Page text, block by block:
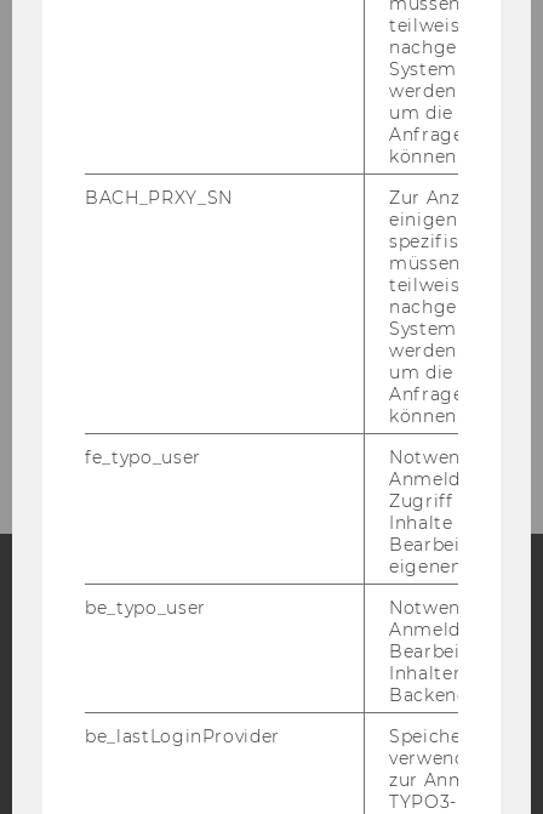
Research
Facebook Blog
YouTube NewsletterBluesky
teilweise von
nachgelagerten
System
werden.
um die Antwort
Anfrage
können.
BACH_PRXY_SN
Zur Anzeige von
einigen WU-
spezifischen
müssen
teilweise von
nachgelagerten
System
werden.
um die Antwort
Anfrage
können.
fe_typo_user
Notwendig für
Anmeldung und
Zugriff auf
Inhalte oder zur
Bearbeitung des
eigenen Profils.
be_typo_user
Notwendig für
Anmeldung und
Bearbeitung von
Inhalten im
Backend.
be_lastLoginProvider
Speichert die
verwendete
zur Anmeldung
TYPO3-Backend.